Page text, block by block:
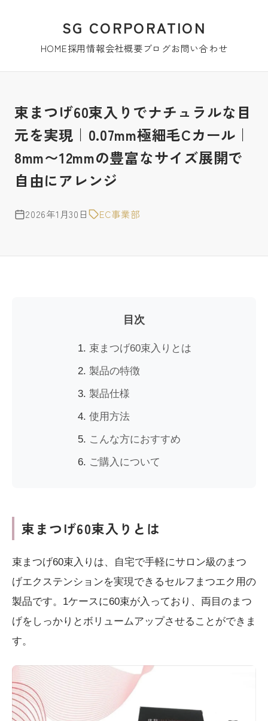
SG CORPORATION
HOME採用情報会社概要ブログお問い合わせ
束まつげ60束入りでナチュラルな目
元を実現｜0.07mm極細毛Cカール｜
8mm〜12mmの豊富なサイズ展開で
自由にアレンジ
2026年1月30日 EC事業部
目次
束まつげ60束入りとは
製品の特徴
製品仕様
使用方法
こんな方におすすめ
ご購入について
束まつげ60束入りとは
束まつげ60束入りは、自宅で手軽にサロン級のまつ
げエクステンションを実現できるセルフまつエク用の
製品です。1ケースに60束が入っており、両目のまつ
げをしっかりとボリュームアップさせることができま
す。